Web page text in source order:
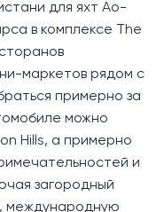
для яхт Ао-
в комплексе The
маркетов рядом с
примерно за
можно
Hills, а примерно
и
загородный
международную